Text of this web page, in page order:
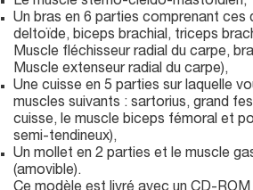
Un bras en 6 parties comprenant ces
deltoïde, biceps brachial, triceps
Muscle fléchisseur radial du carpe,
Muscle extenseur radial du carpe),
Une cuisse en 5 parties sur laquelle
muscles suivants : sartorius, grand
cuisse, le muscle biceps fémoral et
semi-tendineux),
Un mollet en 2 parties et le muscle
(amovible).